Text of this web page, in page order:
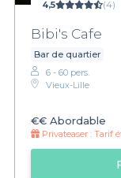
4,5 (4)
Bibi's Cafe
Bar de quartier
6 - 60 pers.
Vieux-Lille
€€ Abordable
Privateaser : Tarif